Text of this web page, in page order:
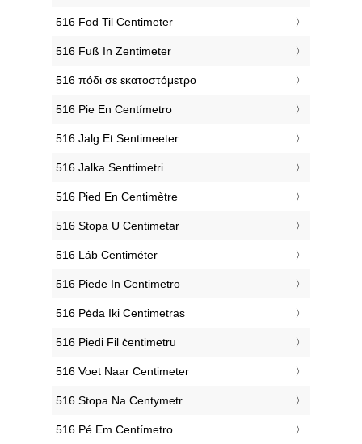
‎516 Fod Til Centimeter
‎516 Fuß In Zentimeter
‎516 πόδι σε εκατοστόμετρο
‎516 Pie En Centímetro
‎516 Jalg Et Sentimeeter
‎516 Jalka Senttimetri
‎516 Pied En Centimètre
‎516 Stopa U Centimetar
‎516 Láb Centiméter
‎516 Piede In Centimetro
‎516 Pėda Iki Centimetras
‎516 Piedi Fil ċentimetru
‎516 Voet Naar Centimeter
‎516 Stopa Na Centymetr
‎516 Pé Em Centímetro